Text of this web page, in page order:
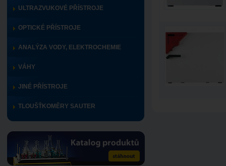
ULTRAZVUKOVÉ PŘÍSTROJE
OPTICKÉ PŘÍSTROJE
ANALÝZA VODY, ELEKTROCHEMIE
VÁHY
JINÉ PŘÍSTROJE
TLOUŠŤKOMĚRY SAUTER